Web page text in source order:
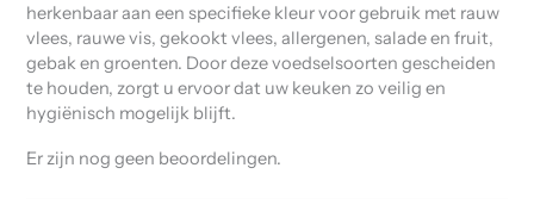
herkenbaar aan een specifieke kleur voor gebruik met rauw
vlees, rauwe vis, gekookt vlees, allergenen, salade en fruit,
gebak en groenten. Door deze voedselsoorten gescheiden
te houden, zorgt u ervoor dat uw keuken zo veilig en
hygiënisch mogelijk blijft.
Er zijn nog geen beoordelingen.